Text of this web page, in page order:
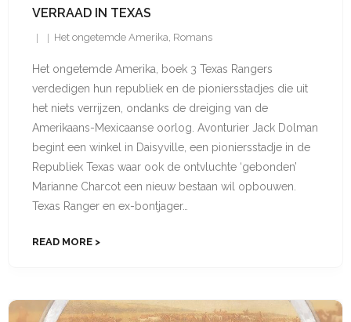
VERRAAD IN TEXAS
Het ongetemde Amerika, Romans
Het ongetemde Amerika, boek 3 Texas Rangers
verdedigen hun republiek en de pioniers­­stadjes die uit
het niets verrijzen, ondanks de dreiging van de
Amerikaans-Mexicaanse oorlog. Avonturier Jack Dolman
begint een winkel in Daisyville, een pioniers­stadje in de
Republiek Texas waar ook de ontvluchte ‘gebonden’
Marianne Char­cot een nieuw bestaan wil opbouwen.
Texas Ranger en ex-bontjager…
READ MORE